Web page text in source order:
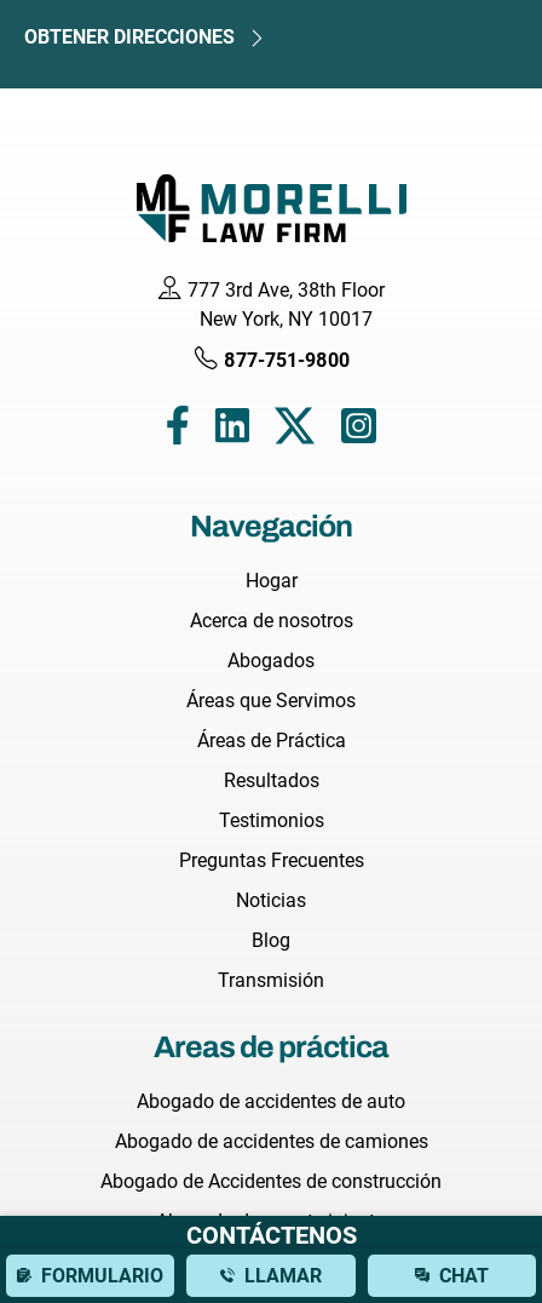
OBTENER DIRECCIONES
777 3rd Ave, 38th Floor
New York, NY 10017
877-751-9800
Navegación
Hogar
Acerca de nosotros
Abogados
Áreas que Servimos
Áreas de Práctica
Resultados
Testimonios
Preguntas Frecuentes
Noticias
Blog
Transmisión
Areas de práctica
Abogado de accidentes de auto
Abogado de accidentes de camiones
Abogado de Accidentes de construcción
Abogada de muerte injusta
Abogada de negligencia medica
CONTÁCTENOS
FORMULARIO LLAMAR CHAT